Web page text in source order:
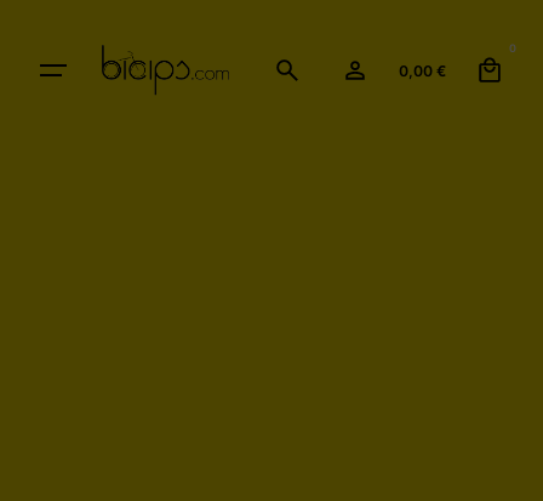
0,00 €
0